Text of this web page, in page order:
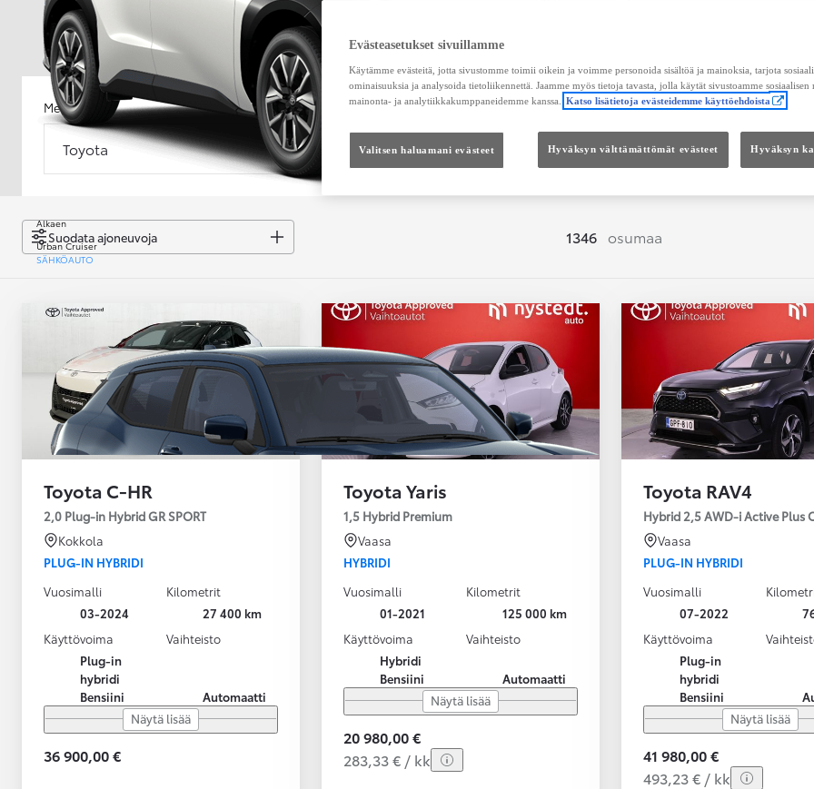
Alkaen
Urban Cruiser
SÄHKÖAUTO
Merkki
Toyota
Malli
Malli
Hinta
Kokonaishinta
Suodata ajoneuvoja 1346 osumaa
Toyota C-HR
2,0 Plug-in Hybrid GR SPORT
Kokkola
PLUG-IN HYBRIDI
Vuosimalli
03-2024
Kilometrit
27 400 km
Käyttövoima
Plug-in
hybridi
Bensiini
Vaihteisto
Automaatti
Näytä lisää
36 900,00 €
Toyota Yaris
1,5 Hybrid Premium
Vaasa
HYBRIDI
Vuosimalli
01-2021
Kilometrit
125 000 km
Käyttövoima
Hybridi
Bensiini
Vaihteisto
Automaatti
Näytä lisää
20 980,00 €
283,33 € / kk
Toyota RAV4
Hybrid 2,5 AWD-i Active Plus
Vaasa
PLUG-IN HYBRIDI
Vuosimalli
07-2022
Käyttövoima
Plug-in
hybridi
Bensiini
Näytä lisää
41 980,00 €
493,23 € / kk
Evästeasetukset sivuillamme
Käytämme evästeitä, jotta sivustomme toimii oikein ja voimme personoida sisältöä ja mainoksia, tarjota
ominaisuuksia ja analysoida tietoliikennettä. Jaamme myös tietoja tavasta, jolla käytät sivustoamme sosiaalisen
mainonta- ja analytiikkakumppaneidemme kanssa.
Katso lisätietoja evästeidemme käyttöehdoista
Valitsen haluamani evästeet Hyväksyn välttämättömät evästeet Hyväksyn